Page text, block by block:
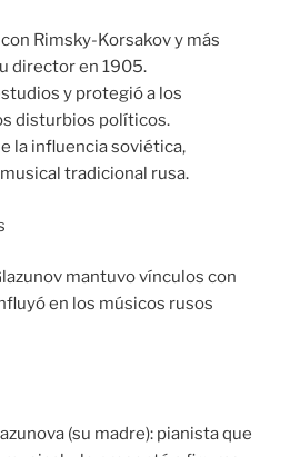
Rimsky-Korsakov y más
director en 1905.
y protegió a los
disturbios políticos.
la influencia soviética,
tradicional rusa.
mantuvo vínculos con
en los músicos rusos
(su madre): pianista que